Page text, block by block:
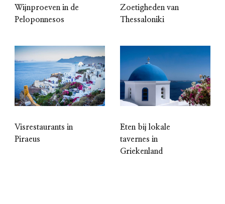
Wijnproeven in de
Peloponnesos
Zoetigheden van
Thessaloniki
Visrestaurants in
Piraeus
Eten bij lokale
tavernes in
Griekenland